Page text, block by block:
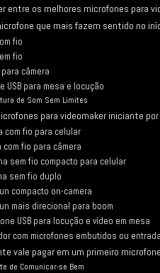
entre os melhores microfones para
que mais fazem sentido no
fio
fio
câmera
USB para mesa e locução
de Som Sem Limites
para videomaker iniciante
com fio para celular
com fio para câmera
sem fio compacto para celular
sem fio duplo
compacto on-camera
mais direcional para boom
USB para locução e vídeo em mesa
com microfones embutidos ou
vale pagar em um primeiro microfone
de Comunicar-se Bem